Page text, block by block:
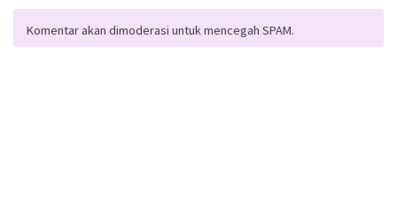
Komentar akan dimoderasi untuk mencegah SPAM.